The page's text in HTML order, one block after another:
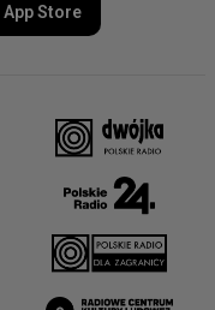
App Store